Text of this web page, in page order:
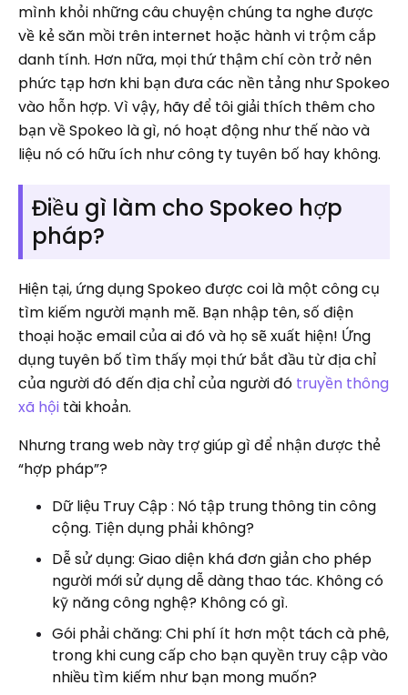
mình khỏi những câu chuyện chúng ta nghe được
về kẻ săn mồi trên internet hoặc hành vi trộm cắp
danh tính. Hơn nữa, mọi thứ thậm chí còn trở nên
phức tạp hơn khi bạn đưa các nền tảng như Spokeo
vào hỗn hợp. Vì vậy, hãy để tôi giải thích thêm cho
bạn về Spokeo là gì, nó hoạt động như thế nào và
liệu nó có hữu ích như công ty tuyên bố hay không.
Điều gì làm cho Spokeo hợp
pháp?
Hiện tại, ứng dụng Spokeo được coi là một công cụ
tìm kiếm người mạnh mẽ. Bạn nhập tên, số điện
thoại hoặc email của ai đó và họ sẽ xuất hiện! Ứng
dụng tuyên bố tìm thấy mọi thứ bắt đầu từ địa chỉ
của người đó đến địa chỉ của người đó truyền thông
xã hội tài khoản.
Nhưng trang web này trợ giúp gì để nhận được thẻ
“hợp pháp”?
Dữ liệu Truy Cập : Nó tập trung thông tin công
cộng. Tiện dụng phải không?
Dễ sử dụng: Giao diện khá đơn giản cho phép
người mới sử dụng dễ dàng thao tác. Không có
kỹ năng công nghệ? Không có gì.
Gói phải chăng: Chi phí ít hơn một tách cà phê,
trong khi cung cấp cho bạn quyền truy cập vào
nhiều tìm kiếm như bạn mong muốn?